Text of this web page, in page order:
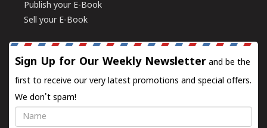
Publish your E-Book
Sell your E-Book
Sign Up for Our Weekly Newsletter and be the
first to receive our very latest promotions and special offers.
We don't spam!
Name